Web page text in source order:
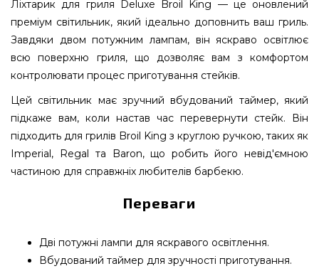
Ліхтарик для гриля Deluxe Broil King — це оновлений
преміум світильник, який ідеально доповнить ваш гриль.
Завдяки двом потужним лампам, він яскраво освітлює
всю поверхню гриля, що дозволяє вам з комфортом
контролювати процес приготування стейків.
Цей світильник має зручний вбудований таймер, який
підкаже вам, коли настав час перевернути стейк. Він
підходить для грилів Broil King з круглою ручкою, таких як
Imperial, Regal та Baron, що робить його невід'ємною
частиною для справжніх любителів барбекю.
Переваги
Дві потужні лампи для яскравого освітлення.
Вбудований таймер для зручності приготування.